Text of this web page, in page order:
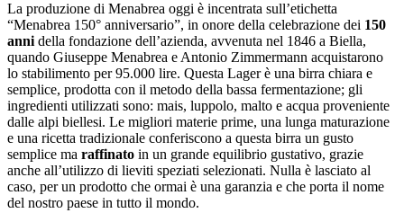
La produzione di Menabrea oggi è incentrata sull’etichetta
“Menabrea 150° anniversario”, in onore della celebrazione dei 150
annidella fondazione dell’azienda, avvenuta nel 1846 a Biella,
quando Giuseppe Menabrea e Antonio Zimmermann acquistarono
lo stabilimento per 95.000 lire. Questa Lager è una birra chiara e
semplice, prodotta con il metodo della bassa fermentazione; gli
ingredienti utilizzati sono: mais, luppolo, malto e acqua proveniente
dalle alpi biellesi. Le migliori materie prime, una lunga maturazione
e una ricetta tradizionale conferiscono a questa birra un gusto
semplice ma raffinato in un grande equilibrio gustativo, grazie
anche all’utilizzo di lieviti speziati selezionati. Nulla è lasciato al
caso, per un prodotto che ormai è una garanzia e che porta il nome
del nostro paese in tutto il mondo.